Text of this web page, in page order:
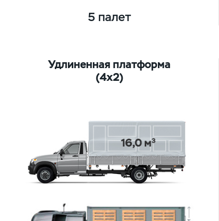
5 палет
Удлиненная платформа
(4х2)